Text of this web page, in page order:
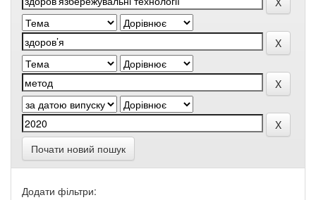
Почати новий пошук
Додати фільтри: